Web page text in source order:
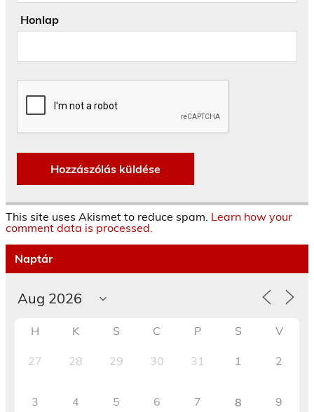
Honlap
This site uses Akismet to reduce spam. Learn how your
comment data is processed.
Naptár
H K S C P S V
27 28 29 30 31 1 2
3 4 5 6 7 8 9